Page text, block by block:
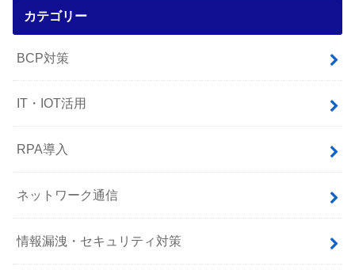
カテゴリー
BCP対策
IT・IOT活用
RPA導入
ネットワーク通信
情報漏洩・セキュリティ対策